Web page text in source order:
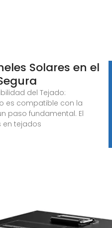
Solares en el
del Tejado:
es compatible con la
paso fundamental. El
en tejados